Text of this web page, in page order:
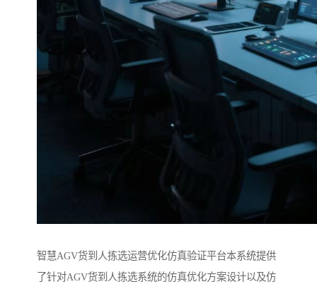
智慧AGV货到人拣选运营优化仿真验证平台本系统提供
了针对AGV货到人拣选系统的仿真优化方案设计以及仿